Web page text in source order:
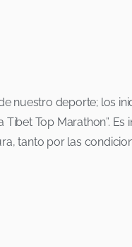
nuestro deporte; los
Top Marathon”.
tanto por las